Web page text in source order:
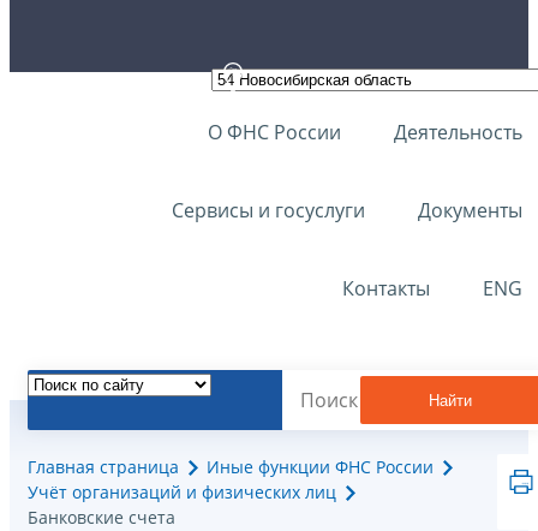
О ФНС России Деятельность
Сервисы и госуслуги Документы
Контакты ENG
Найти
Главная страница
Иные функции ФНС России
Учёт организаций и физических лиц
Банковские счета